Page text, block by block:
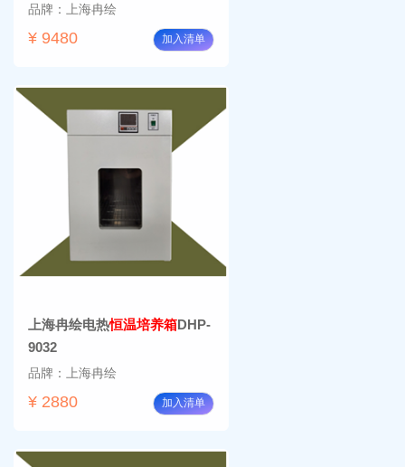
品牌：上海冉绘
¥ 9480 加入清单
上海冉绘电热恒温培养箱DHP-
9032
品牌：上海冉绘
¥ 2880 加入清单